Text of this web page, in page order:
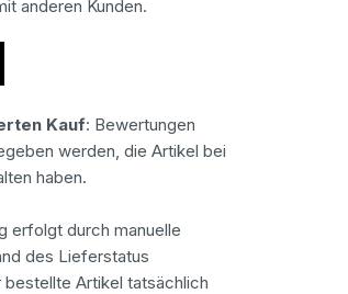
anderen Kunden.
Kauf: Bewertungen
werden, die Artikel bei
haben.
erfolgt durch manuelle
des Lieferstatus
Artikel tatsächlich